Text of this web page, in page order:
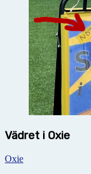
Vädret i Oxie
Oxie